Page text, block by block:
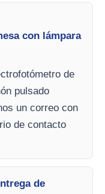
con lámpara
de
pulsado
un correo con
de contacto
de